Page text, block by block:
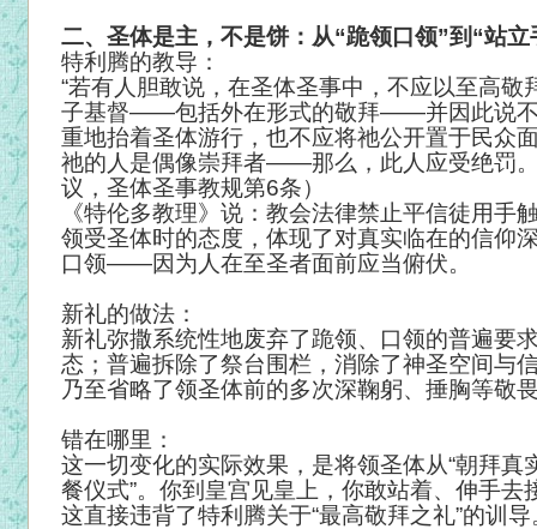
二、圣体是主，不是饼：从“跪领口领”到“站立
特利腾的教导：
“若有人胆敢说，在圣体圣事中，不应以至高
子基督——包括外在形式的敬拜——并因此说不
重地抬着圣体游行，也不应将祂公开置于民众
祂的人是偶像崇拜者——那么，此人应受绝罚
议，圣体圣事教规第6条）
《特伦多教理》说：教会法律禁止平信徒用手
领受圣体时的态度，体现了对真实临在的信仰
口领——因为人在至圣者面前应当俯伏。
新礼的做法：
新礼弥撒系统性地废弃了跪领、口领的普遍要
态；普遍拆除了祭台围栏，消除了神圣空间与
乃至省略了领圣体前的多次深鞠躬、捶胸等敬
错在哪里：
这一切变化的实际效果，是将领圣体从“朝拜真
餐仪式”。你到皇宫见皇上，你敢站着、伸手
这直接违背了特利腾关于“最高敬拜之礼”的训导